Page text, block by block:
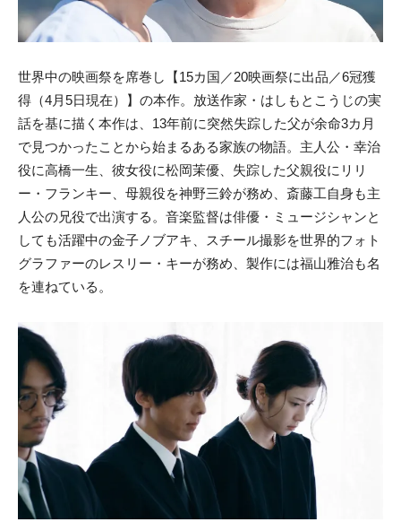
世界中の映画祭を席巻し【15カ国／20映画祭に出品／6冠獲
得（4月5日現在）】の本作。放送作家・はしもとこうじの実
話を基に描く本作は、13年前に突然失踪した父が余命3カ月
で見つかったことから始まるある家族の物語。主人公・幸治
役に高橋一生、彼女役に松岡茉優、失踪した父親役にリリ
ー・フランキー、母親役を神野三鈴が務め、斎藤工自身も主
人公の兄役で出演する。音楽監督は俳優・ミュージシャンと
しても活躍中の金子ノブアキ、スチール撮影を世界的フォト
グラファーのレスリー・キーが務め、製作には福山雅治も名
を連ねている。